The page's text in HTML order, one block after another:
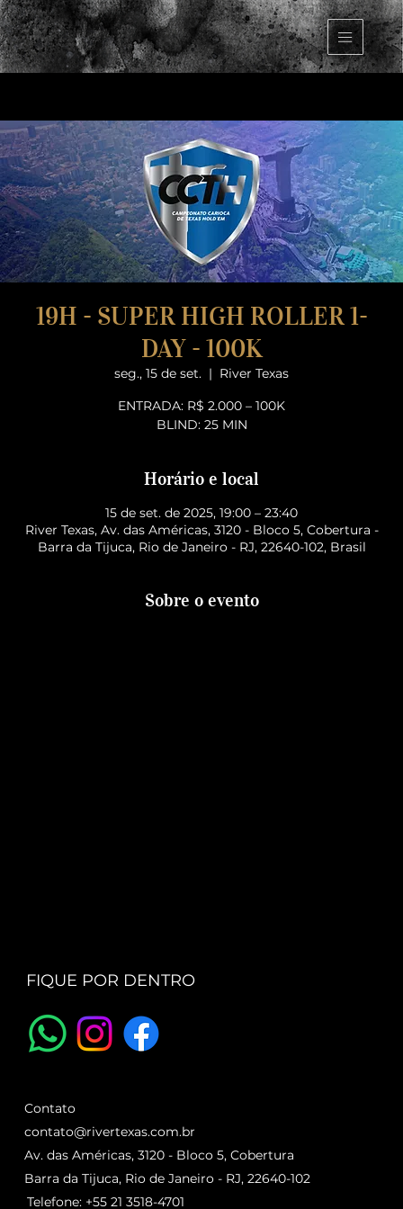
19H - SUPER HIGH ROLLER 1-
DAY - 100K
seg., 15 de set.
  |
River Texas
ENTRADA: R$ 2.000 – 100K
BLIND: 25 MIN
Horário e local
15 de set. de 2025, 19:00 – 23:40
River Texas, Av. das Américas, 3120 - Bloco 5, Cobertura -
Barra da Tijuca, Rio de Janeiro - RJ, 22640-102, Brasil
Sobre o evento
FIQUE POR DENTRO
Contato
contato@rivertexas.com.br
Telefone: +55 21 3518-4701
Av. das Américas, 3120 - Bloco 5, Cobertura
Barra da Tijuca, Rio de Janeiro - RJ, 22640-102